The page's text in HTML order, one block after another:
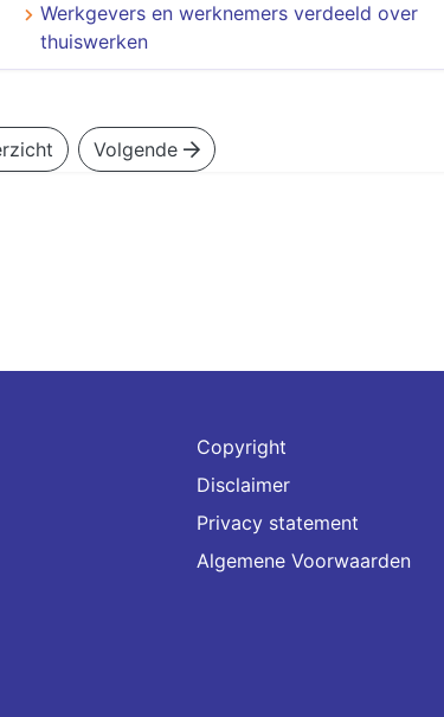
Werkgevers en werknemers verdeeld over
thuiswerken
Volgende
Copyright
Disclaimer
Privacy statement
Algemene Voorwaarden